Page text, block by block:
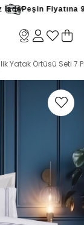
Peşin Fiyatına 9
Yatak Örtüsü Seti 7